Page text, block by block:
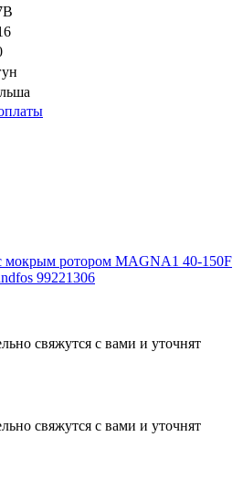
мокрым ротором MAGNA1 40-150F
99221306
свяжутся с вами и уточнят
свяжутся с вами и уточнят